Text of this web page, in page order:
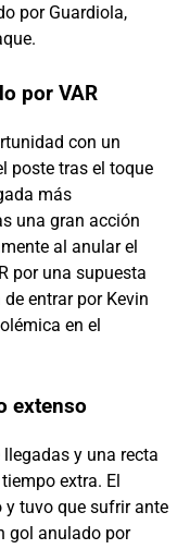
por Guardiola,
por VAR
con un
poste tras el toque
más
una gran acción
al anular el
por una supuesta
entrar por Kevin
en el
extenso
y una recta
extra. El
y tuvo que sufrir ante
gol anulado por